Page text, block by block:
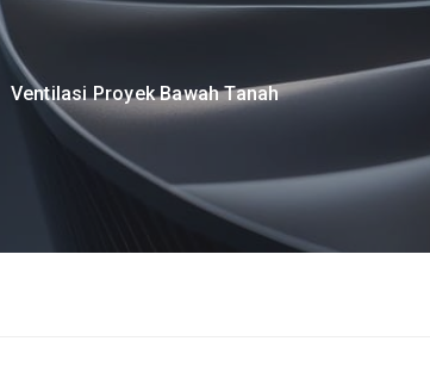
Ventilasi Proyek Bawah Tanah